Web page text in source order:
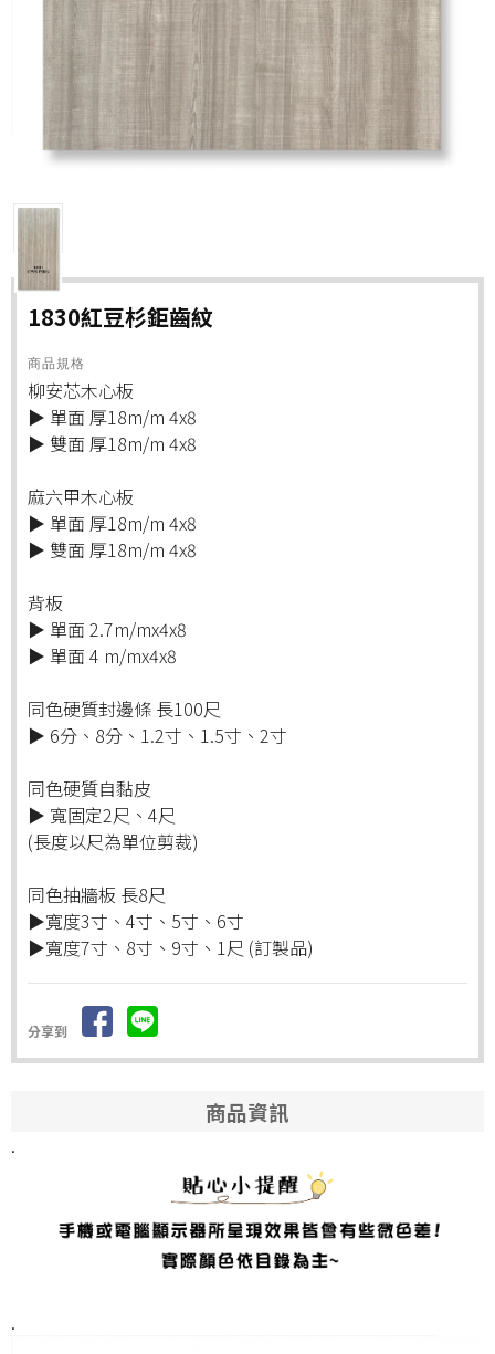
1830紅豆杉鉅齒紋
商品規格
柳安芯木心板
▶ 單面 厚18m/m 4x8
▶ 雙面 厚18m/m 4x8
麻六甲木心板
▶ 單面 厚18m/m 4x8
▶ 雙面 厚18m/m 4x8
背板
▶ 單面 2.7m/mx4x8
▶ 單面 4 m/mx4x8
同色硬質封邊條 長100尺
▶ 6分、8分、1.2寸、1.5寸、2寸
同色硬質自黏皮
▶ 寬固定2尺、4尺
(長度以尺為單位剪裁)
同色抽牆板 長8尺
▶寬度3寸、4寸、5寸、6寸
▶寬度7寸、8寸、9寸、1尺 (訂製品)
分享到
商品資訊
.
.